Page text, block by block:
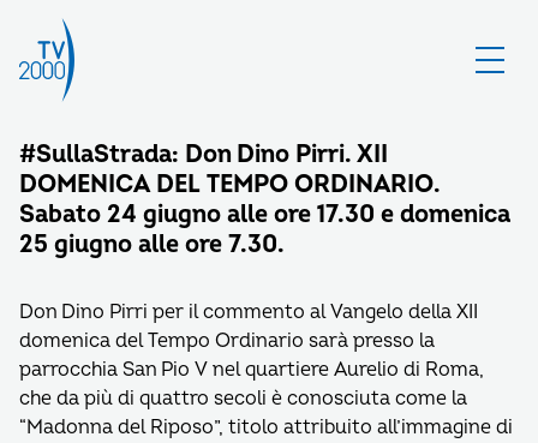
#SullaStrada: Don Dino Pirri. XII
DOMENICA DEL TEMPO ORDINARIO.
Sabato 24 giugno alle ore 17.30 e domenica
25 giugno alle ore 7.30.
Don Dino Pirri per il commento al Vangelo della XII
domenica del Tempo Ordinario sarà presso la
parrocchia San Pio V nel quartiere Aurelio di Roma,
che da più di quattro secoli è conosciuta come la
“Madonna del Riposo”, titolo attribuito all’immagine di